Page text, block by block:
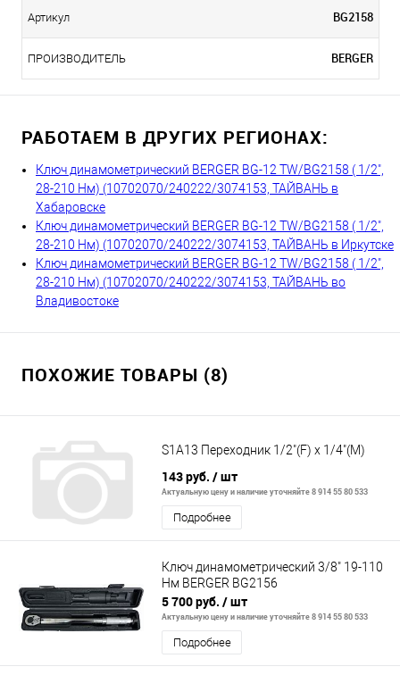
Артикул BG2158
ПРОИЗВОДИТЕЛЬ BERGER
РАБОТАЕМ В ДРУГИХ РЕГИОНАХ:
Ключ динамометрический BERGER BG-12 TW/BG2158 ( 1/2",
28-210 Нм) (10702070/240222/3074153, ТАЙВАНЬ в
Хабаровске
Ключ динамометрический BERGER BG-12 TW/BG2158 ( 1/2",
28-210 Нм) (10702070/240222/3074153, ТАЙВАНЬ в Иркутске
Ключ динамометрический BERGER BG-12 TW/BG2158 ( 1/2",
28-210 Нм) (10702070/240222/3074153, ТАЙВАНЬ во
Владивостоке
ПОХОЖИЕ ТОВАРЫ (8)
S1A13 Переходник 1/2"(F) x 1/4"(M)
143 руб. / шт
Актуальную цену и наличие уточняйте 8 914 55 80 533
Подробнее
Ключ динамометрический 3/8" 19-110
Нм BERGER BG2156
5 700 руб. / шт
Актуальную цену и наличие уточняйте 8 914 55 80 533
Подробнее